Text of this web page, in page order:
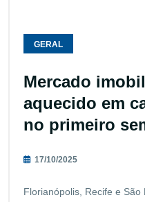
GERAL
Mercado
aquecido em
no primeiro
17/10/2025
Florianópolis, Recife e São